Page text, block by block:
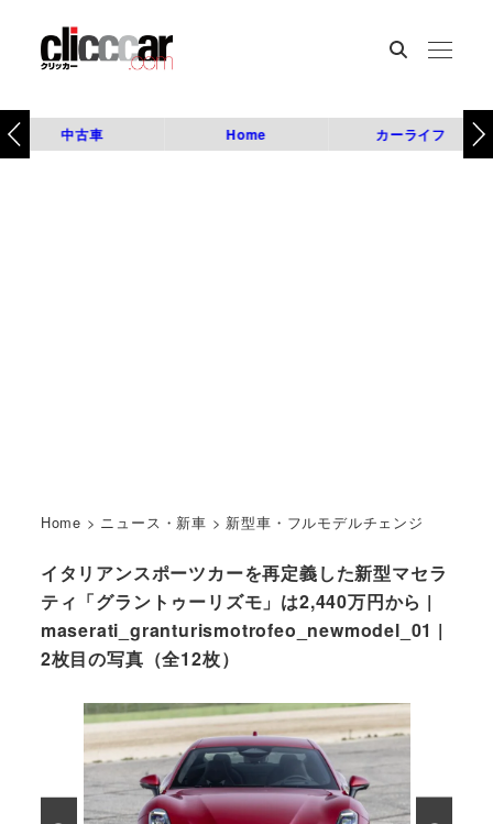
中古車 Home カーライフ
Home > ニュース・新車 > 新型車・フルモデルチェンジ
イタリアンスポーツカーを再定義した新型マセラ
ティ「グラントゥーリズモ」は2,440万円から |
maserati_granturismotrofeo_newmodel_01 |
2枚目の写真（全12枚）